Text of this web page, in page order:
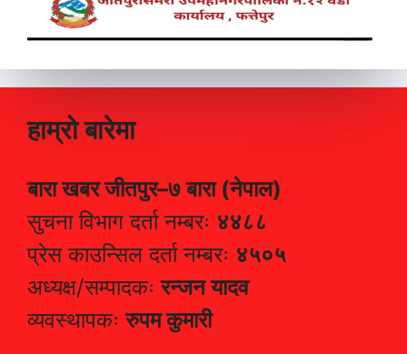
हाम्रो बारेमा
बारा खबर जीतपुर–७ बारा (नेपाल)
सुचना विभाग दर्ता नम्बरः ४४८८
प्रेस काउन्सिल दर्ता नम्बरः ४५०५
अध्यक्ष/सम्पादकःरन्जन यादव
व्यवस्थापकःरुपम कुमारी